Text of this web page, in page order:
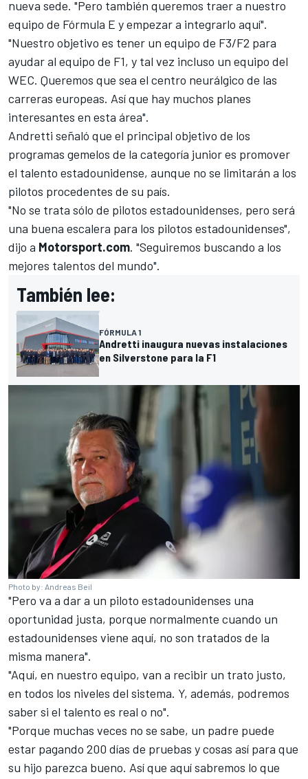
nueva sede. "Pero también queremos traer a nuestro
equipo de Fórmula E y empezar a integrarlo aquí".
"Nuestro objetivo es tener un equipo de F3/F2 para
ayudar al equipo de F1, y tal vez incluso un equipo del
WEC. Queremos que sea el centro neurálgico de las
carreras europeas. Así que hay muchos planes
interesantes en esta área".
Andretti señaló que el principal objetivo de los
programas gemelos de la categoría junior es promover
el talento estadounidense, aunque no se limitarán a los
pilotos procedentes de su país.
"No se trata sólo de pilotos estadounidenses, pero será
una buena escalera para los pilotos estadounidenses",
dijo a Motorsport.com. "Seguiremos buscando a los
mejores talentos del mundo".
También lee:
FÓRMULA 1
Andretti inaugura nuevas instalaciones
en Silverstone para la F1
Photo by: Andreas Beil
"Pero va a dar a un piloto estadounidenses una
oportunidad justa, porque normalmente cuando un
estadounidenses viene aquí, no son tratados de la
misma manera".
"Aquí, en nuestro equipo, van a recibir un trato justo,
en todos los niveles del sistema. Y, además, podremos
saber si el talento es real o no".
"Porque muchas veces no se sabe, un padre puede
estar pagando 200 días de pruebas y cosas así para que
su hijo parezca bueno. Así que aquí sabremos lo que